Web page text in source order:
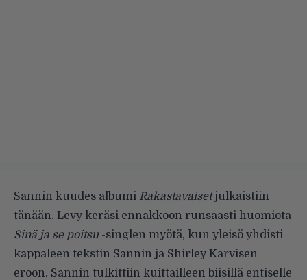
Sannin kuudes albumi Rakastavaisetjulkaistiin
tänään. Levy keräsi ennakkoon runsaasti huomiota
Sinä ja se poitsu-singlen myötä, kun yleisö yhdisti
kappaleen tekstin Sannin ja Shirley Karvisen
eroon. Sannin tulkittiin kuittailleen biisillä entiselle